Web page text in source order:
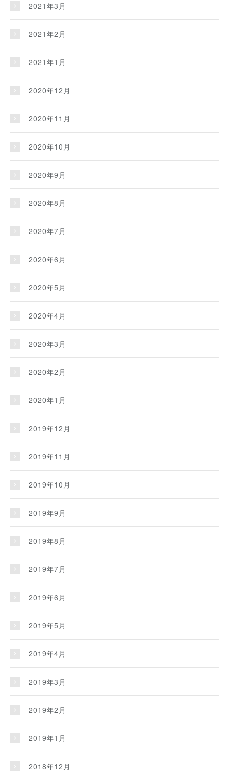
2021年3月
2021年2月
2021年1月
2020年12月
2020年11月
2020年10月
2020年9月
2020年8月
2020年7月
2020年6月
2020年5月
2020年4月
2020年3月
2020年2月
2020年1月
2019年12月
2019年11月
2019年10月
2019年9月
2019年8月
2019年7月
2019年6月
2019年5月
2019年4月
2019年3月
2019年2月
2019年1月
2018年12月